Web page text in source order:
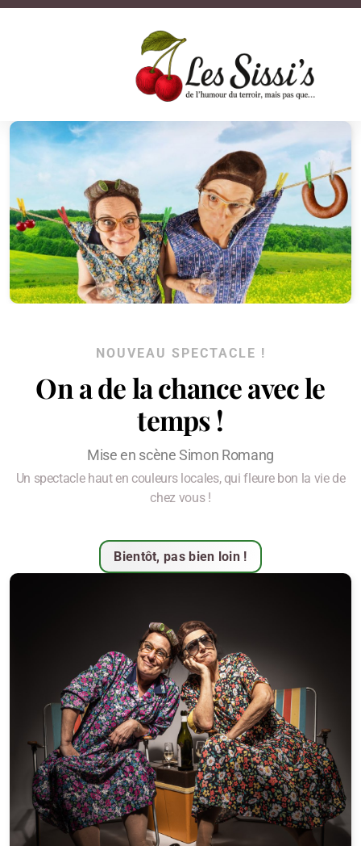
NOUVEAU SPECTACLE !
On a de la chance avec le
temps !
Mise en scène Simon Romang
Un spectacle haut en couleurs locales, qui fleure bon la vie de
chez vous !
Bientôt, pas bien loin !